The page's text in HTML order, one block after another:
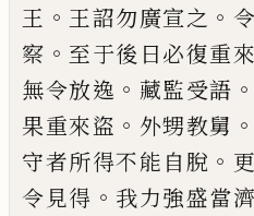
王 。 王詔勿廣宣之 。
察 。 至于後 日必復重來
無令放逸 。 藏監受語 。
果重來盜 。 外甥教舅 。
守者所得不能 自脫 。
令見得 。 我力強盛當